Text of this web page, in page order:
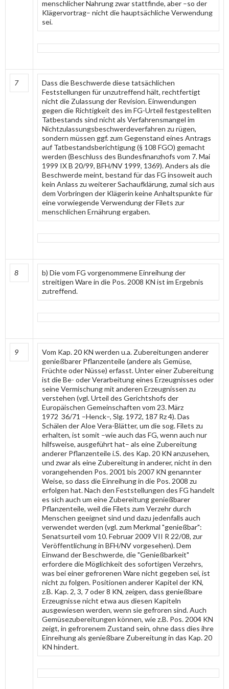
menschlicher Nahrung zwar stattfinde, aber –so der
Klägervortrag– nicht die hauptsächliche Verwendung
sei.
7
Dass die Beschwerde diese tatsächlichen
Feststellungen für unzutreffend hält, rechtfertigt
nicht die Zulassung der Revision. Einwendungen
gegen die Richtigkeit des im FG-Urteil festgestellten
Tatbestands sind nicht als Verfahrensmangel im
Nichtzulassungsbeschwerdeverfahren zu rügen,
sondern müssen ggf. zum Gegenstand eines Antrags
auf Tatbestandsberichtigung (§ 108 FGO) gemacht
werden (Beschluss des Bundesfinanzhofs vom 7. Mai
1999 IX B 20/99, BFH/NV 1999, 1369). Anders als die
Beschwerde meint, bestand für das FG insoweit auch
kein Anlass zu weiterer Sachaufklärung, zumal sich aus
dem Vorbringen der Klägerin keine Anhaltspunkte für
eine vorwiegende Verwendung der Filets zur
menschlichen Ernährung ergaben.
8
b) Die vom FG vorgenommene Einreihung der
streitigen Ware in die Pos. 2008 KN ist im Ergebnis
zutreffend.
9
Vom Kap. 20 KN werden u.a. Zubereitungen anderer
genießbarer Pflanzenteile (andere als Gemüse,
Früchte oder Nüsse) erfasst. Unter einer Zubereitung
ist die Be- oder Verarbeitung eines Erzeugnisses oder
seine Vermischung mit anderen Erzeugnissen zu
verstehen (vgl. Urteil des Gerichtshofs der
Europäischen Gemeinschaften vom 23. März
1972 36/71 –Henck–, Slg. 1972, 187 Rz 4). Das
Schälen der Aloe Vera-Blätter, um die sog. Filets zu
erhalten, ist somit –wie auch das FG, wenn auch nur
hilfsweise, ausgeführt hat– als eine Zubereitung
anderer Pflanzenteile i.S. des Kap. 20 KN anzusehen,
und zwar als eine Zubereitung in anderer, nicht in den
vorangehenden Pos. 2001 bis 2007 KN genannter
Weise, so dass die Einreihung in die Pos. 2008 zu
erfolgen hat. Nach den Feststellungen des FG handelt
es sich auch um eine Zubereitung genießbarer
Pflanzenteile, weil die Filets zum Verzehr durch
Menschen geeignet sind und dazu jedenfalls auch
verwendet werden (vgl. zum Merkmal "genießbar":
Senatsurteil vom 10. Februar 2009 VII R 22/08, zur
Veröffentlichung in BFH/NV vorgesehen). Dem
Einwand der Beschwerde, die "Genießbarkeit"
erfordere die Möglichkeit des sofortigen Verzehrs,
was bei einer gefrorenen Ware nicht gegeben sei, ist
nicht zu folgen. Positionen anderer Kapitel der KN,
z.B. Kap. 2, 3, 7 oder 8 KN, zeigen, dass genießbare
Erzeugnisse nicht etwa aus diesen Kapiteln
ausgewiesen werden, wenn sie gefroren sind. Auch
Gemüsezubereitungen können, wie z.B. Pos. 2004 KN
zeigt, in gefrorenem Zustand sein, ohne dass dies ihre
Einreihung als genießbare Zubereitung in das Kap. 20
KN hindert.